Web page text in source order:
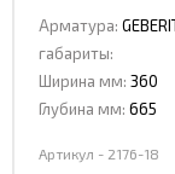
Арматура:
габариты:
Ширина мм: 360
Глубина мм: 665
Артикул - 2176-18